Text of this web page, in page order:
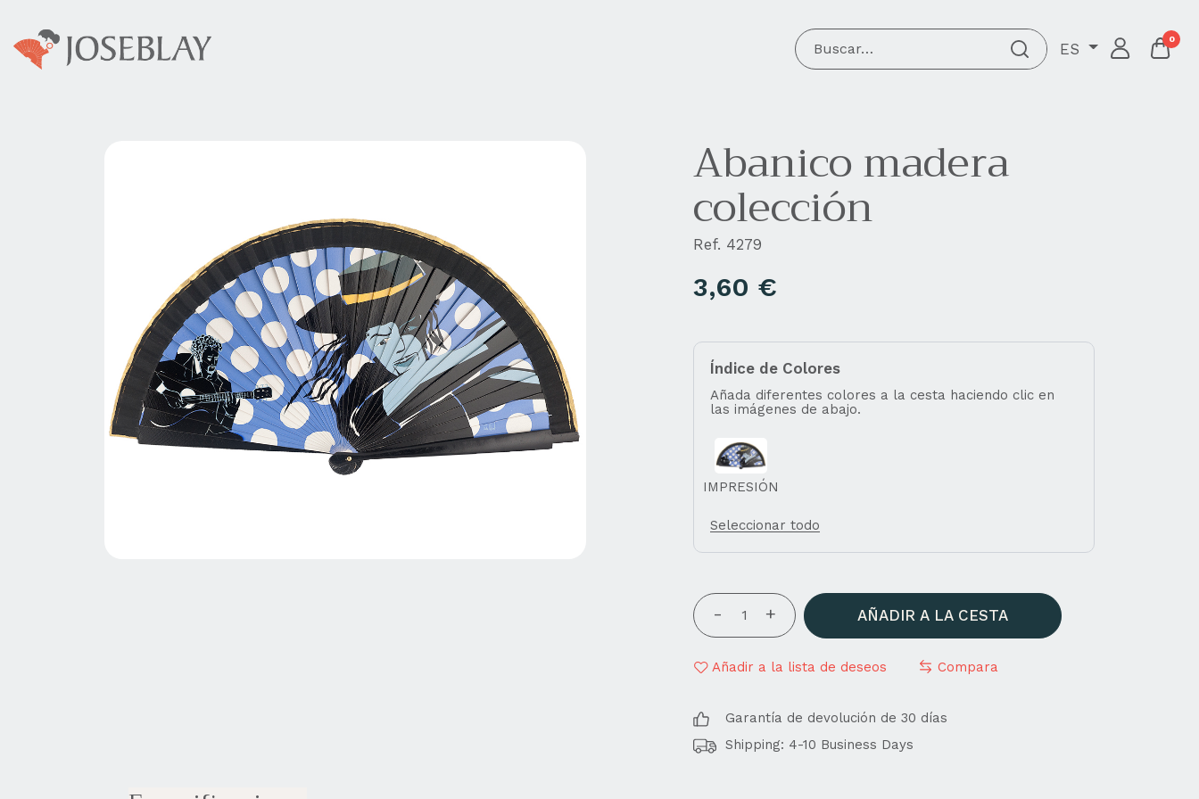
ES
0
Abanico madera
colección
Índice de Colores
Añada diferentes colores a la cesta haciendo clic en
las imágenes de abajo.
IMPRESIÓN
Seleccionar todo
Ref. 4279
3,60 €
AÑADIR A LA CESTA
Añadir a la lista de deseos Compara
Garantía de devolución de 30 días
Shipping: 4-10 Business Days